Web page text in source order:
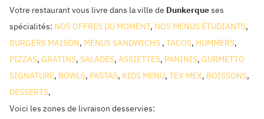
Votre restaurant vous livre dans la ville de Dunkerqueses
spécialités: NOS OFFRES DU MOMENT, NOS MENUS ÉTUDIANTS,
BURGERS MAISON, MENUS SANDWICHS , TACOS, HUMMERS,
PIZZAS, GRATINS, SALADES, ASSIETTES, PANINIS, GURMETTO
SIGNATURE, BOWLS, PASTAS, KIDS MENU, TEX MEX, BOISSONS,
DESSERTS,
Voici les zones de livraison desservies: